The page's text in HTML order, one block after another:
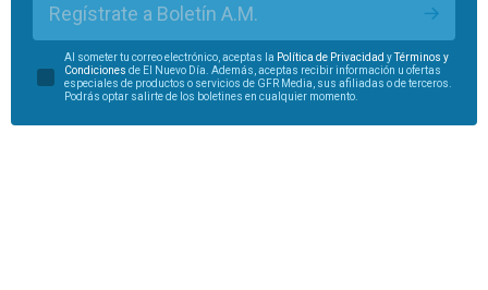
Regístrate a Boletín A.M.
Al someter tu correo electrónico, aceptas la Política de Privacidad yTérminos y
Condiciones de El Nuevo Día. Además, aceptas recibir información u ofertas
especiales de productos o servicios de GFR Media, sus afiliadas o de terceros.
Podrás optar salirte de los boletines en cualquier momento.